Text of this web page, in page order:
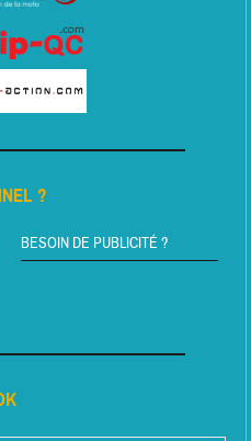
?
BESOIN DE PUBLICITÉ ?